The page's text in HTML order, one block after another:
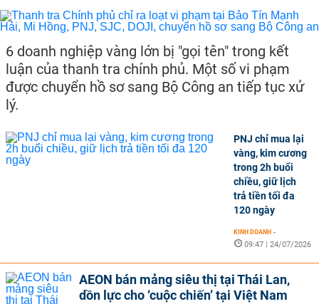
6 doanh nghiệp vàng lớn bị "gọi tên" trong kết
luận của thanh tra chính phủ. Một số vi phạm
được chuyển hồ sơ sang Bộ Công an tiếp tục xử
lý.
PNJ chỉ mua lại
vàng, kim cương
trong 2h buổi
chiều, giữ lịch
trả tiền tối đa
120 ngày
KINH DOANH -
09:47 | 24/07/2026
AEON bán mảng siêu thị tại Thái Lan,
dồn lực cho ‘cuộc chiến’ tại Việt Nam